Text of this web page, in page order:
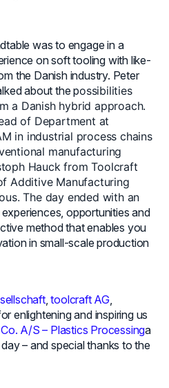
was to engage in a
on soft tooling with like-
the Danish industry. Peter
about the possibilities
a Danish hybrid approach.
of Department at
in industrial process chains
manufacturing
Hauck from Toolcraft
Additive Manufacturing
The day ended with an
opportunities and
method that enables you
in small-scale production
,toolcraft AG
enlightening and inspiring us
A/S – Plastics Processinga
– and special thanks to the